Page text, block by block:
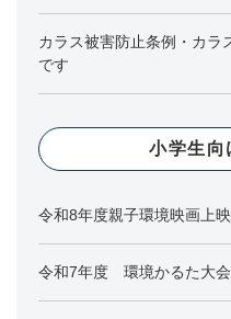
カラス被害防止条例・カラ
です
小学生向
令和8年度親子環境映画上
令和7年度 環境かるた大